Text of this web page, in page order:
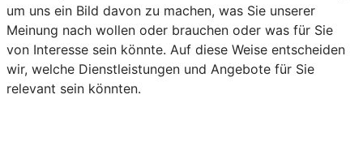
um uns ein Bild davon zu machen, was Sie unserer
Meinung nach wollen oder brauchen oder was für Sie
von Interesse sein könnte. Auf diese Weise entscheiden
wir, welche Dienstleistungen und Angebote für Sie
relevant sein könnten.